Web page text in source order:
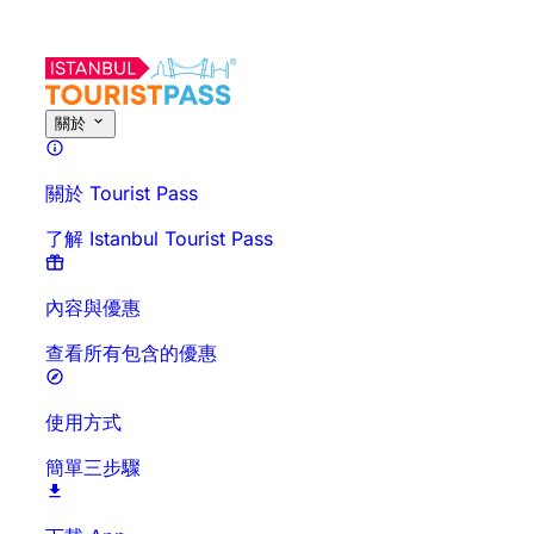
關於
關於 Tourist Pass
了解 Istanbul Tourist Pass
內容與優惠
查看所有包含的優惠
使用方式
簡單三步驟